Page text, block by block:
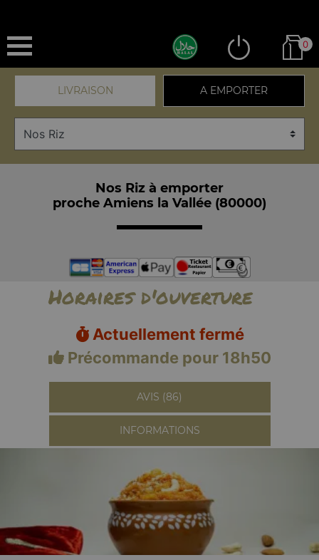
0
LIVRAISON A EMPORTER
Nos Riz à emporter
proche Amiens la Vallée (80000)
Horaires d'ouverture
Actuellement fermé
Précommande pour 18h50
AVIS (86)
INFORMATIONS